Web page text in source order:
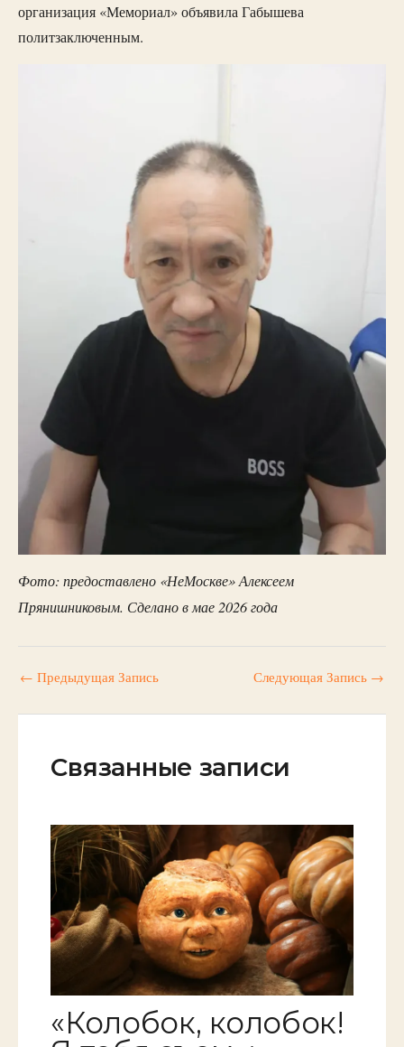
организация «Мемориал» объявила Габышева
политзаключенным.
Фото: предоставлено «НеМоскве» Алексеем
Прянишниковым. Сделано в мае 2026 года
← Предыдущая Запись Следующая Запись →
Связанные записи
«Колобок, колобок!